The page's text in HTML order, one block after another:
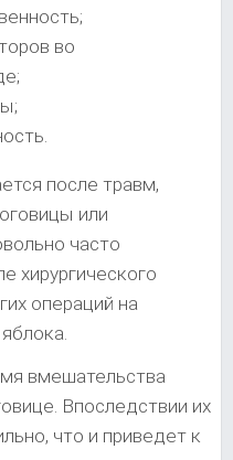
во
после травм,
или
часто
хирургического
операций на
вмешательства
Впоследствии их
что и приведет к